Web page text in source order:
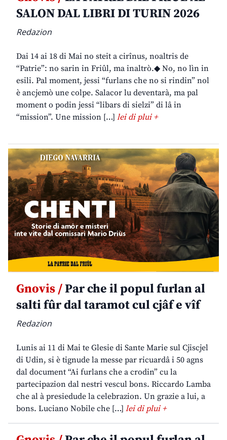
SALON DAL LIBRI DI TURIN 2026
Redazion
Dai 14 ai 18 di Mai no steit a cirînus, noaltris de
“Patrie”: no sarin in Friûl, ma inaltrò.◆ No, no lìn in
esili. Pal moment, jessi “furlans che no si rindin” nol
è ancjemò une colpe. Salacor lu deventarà, ma pal
moment o podin jessi “libars di sielzi” di lâ in
“mission”. Une mission […] lei di plui +
Gnovis /Par che il popul furlan al
salti fûr dal taramot cul cjâf e vîf
Redazion
Lunis ai 11 di Mai te Glesie di Sante Marie sul Cjiscjel
di Udin, si è tignude la messe par ricuardâ i 50 agns
dal document “Ai furlans che a crodin” cu la
partecipazion dal nestri vescul bons. Riccardo Lamba
che al à presiedude la celebrazion. Un grazie a lui, a
bons. Luciano Nobile che […] lei di plui +